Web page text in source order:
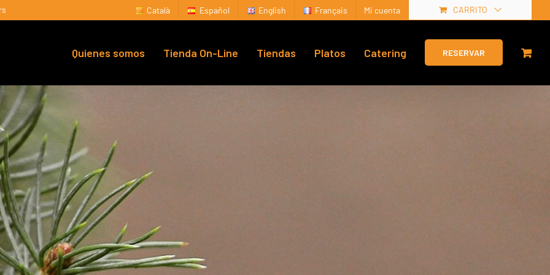
Català Español English Français Mi cuenta CARRITO
Quienes somos Tienda On-Line Tiendas Platos Catering RESERVAR